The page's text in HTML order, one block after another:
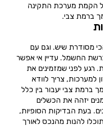
על הקמת מערכת התקינה
ברמת צבי.
מסודרת שיש. וגם עם
החשמל. עדיין אי אפשר
רגע לפני שמזמינים את
למערכות, צריך לוודא
ברמת צבי יעבור בין כלל
יזהה את הכשלים
בעת הבדיקות הסופיות,
להנות מהנכס לאורך